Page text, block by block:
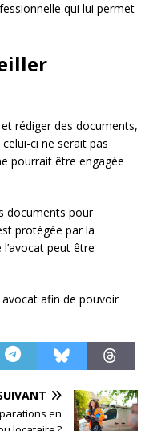
qui lui permet
rédiger des documents,
ci ne serait pas
pourrait être engagée
documents pour
protégée par la
peut être
afin de pouvoir
en